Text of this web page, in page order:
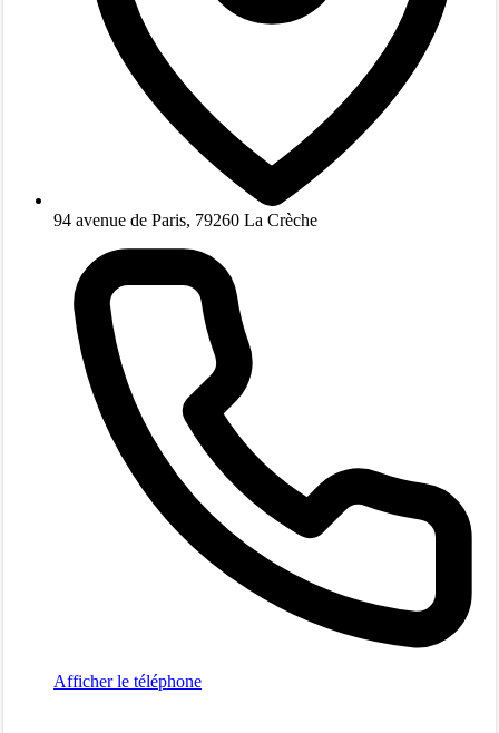
94 avenue de Paris, 79260 La Crèche
Afficher le téléphone